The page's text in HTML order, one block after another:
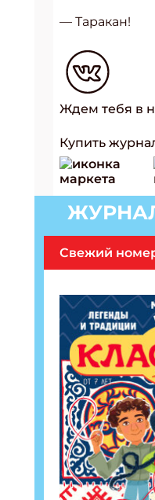
— Таракан!
Ждем тебя в
Купить
Свежий